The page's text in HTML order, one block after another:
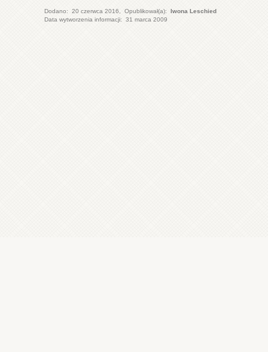
Dodano: 20 czerwca 2016 , Opublikował(a): Iwona Leschied
Data wytworzenia informacji: 31 marca 2009